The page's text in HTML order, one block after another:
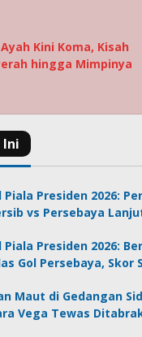
Kini Koma, Kisah
hingga Mimpinya
Piala Presiden 2026:
vs Persebaya
Piala Presiden 2026:
Gol Persebaya, Skor
Maut di Gedangan
Vega Tewas